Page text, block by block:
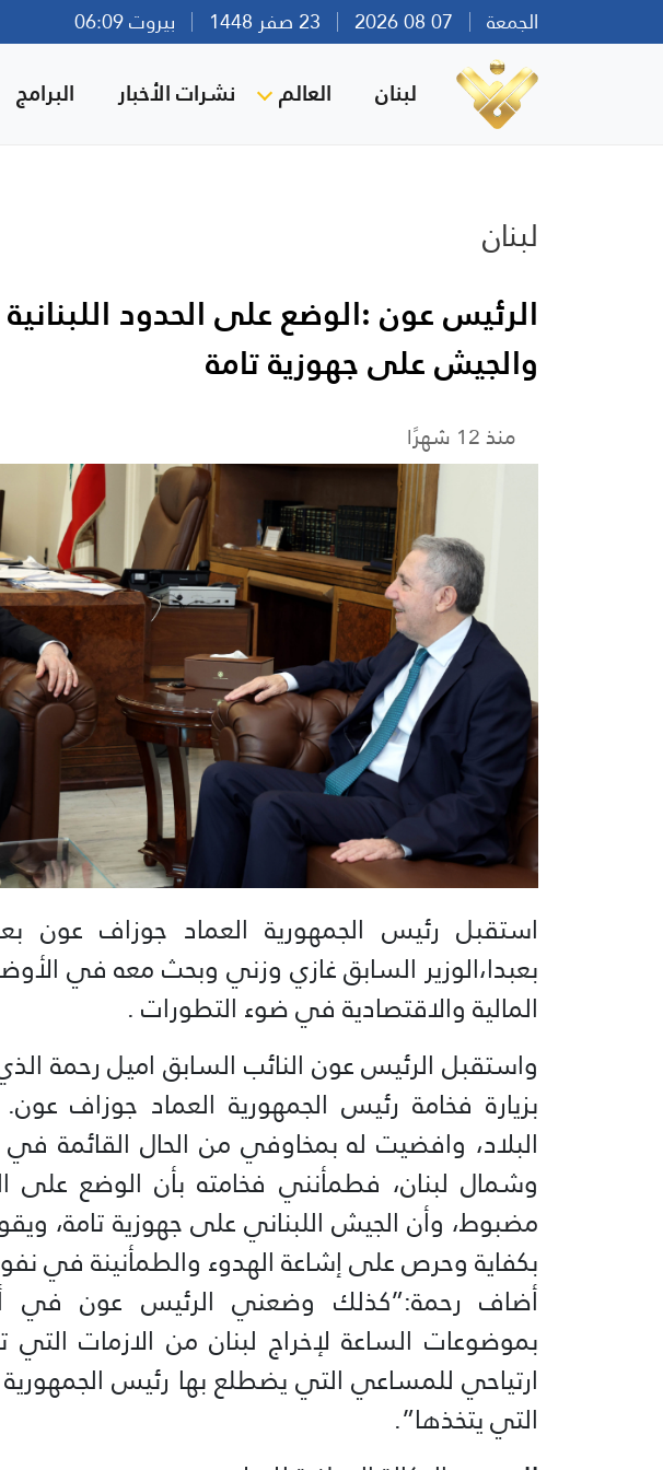
الجمعة بيروت 06:09
لبنان العالم نشرات الأخبار البرامج
لبنان
الرئيس عون :الوضع على الحدود
والجيش على جهوزية تامة
منذ 12 شهرًا
استقبل رئيس الجمهورية العماد جوزاف
بعبدا،الوزير السابق غازي وزني وبحث معه في
المالية والاقتصادية في ضوء التطورات .
واستقبل الرئيس عون النائب السابق اميل رحمة
بزيارة فخامة رئيس الجمهورية العماد جوزاف
البلاد، وافضيت له بمخاوفي من الحال القائمة
وشمال لبنان، فطمأنني فخامته بأن الوضع على
مضبوط، وأن الجيش اللبناني على جهوزية تامة،
بكفاية وحرص على إشاعة الهدوء والطمأنينة في
أضاف رحمة:”كذلك وضعني الرئيس عون في
بموضوعات الساعة لإخراج لبنان من الازمات
ارتياحي للمساعي التي يضطلع بها رئيس
التي يتخذها”.